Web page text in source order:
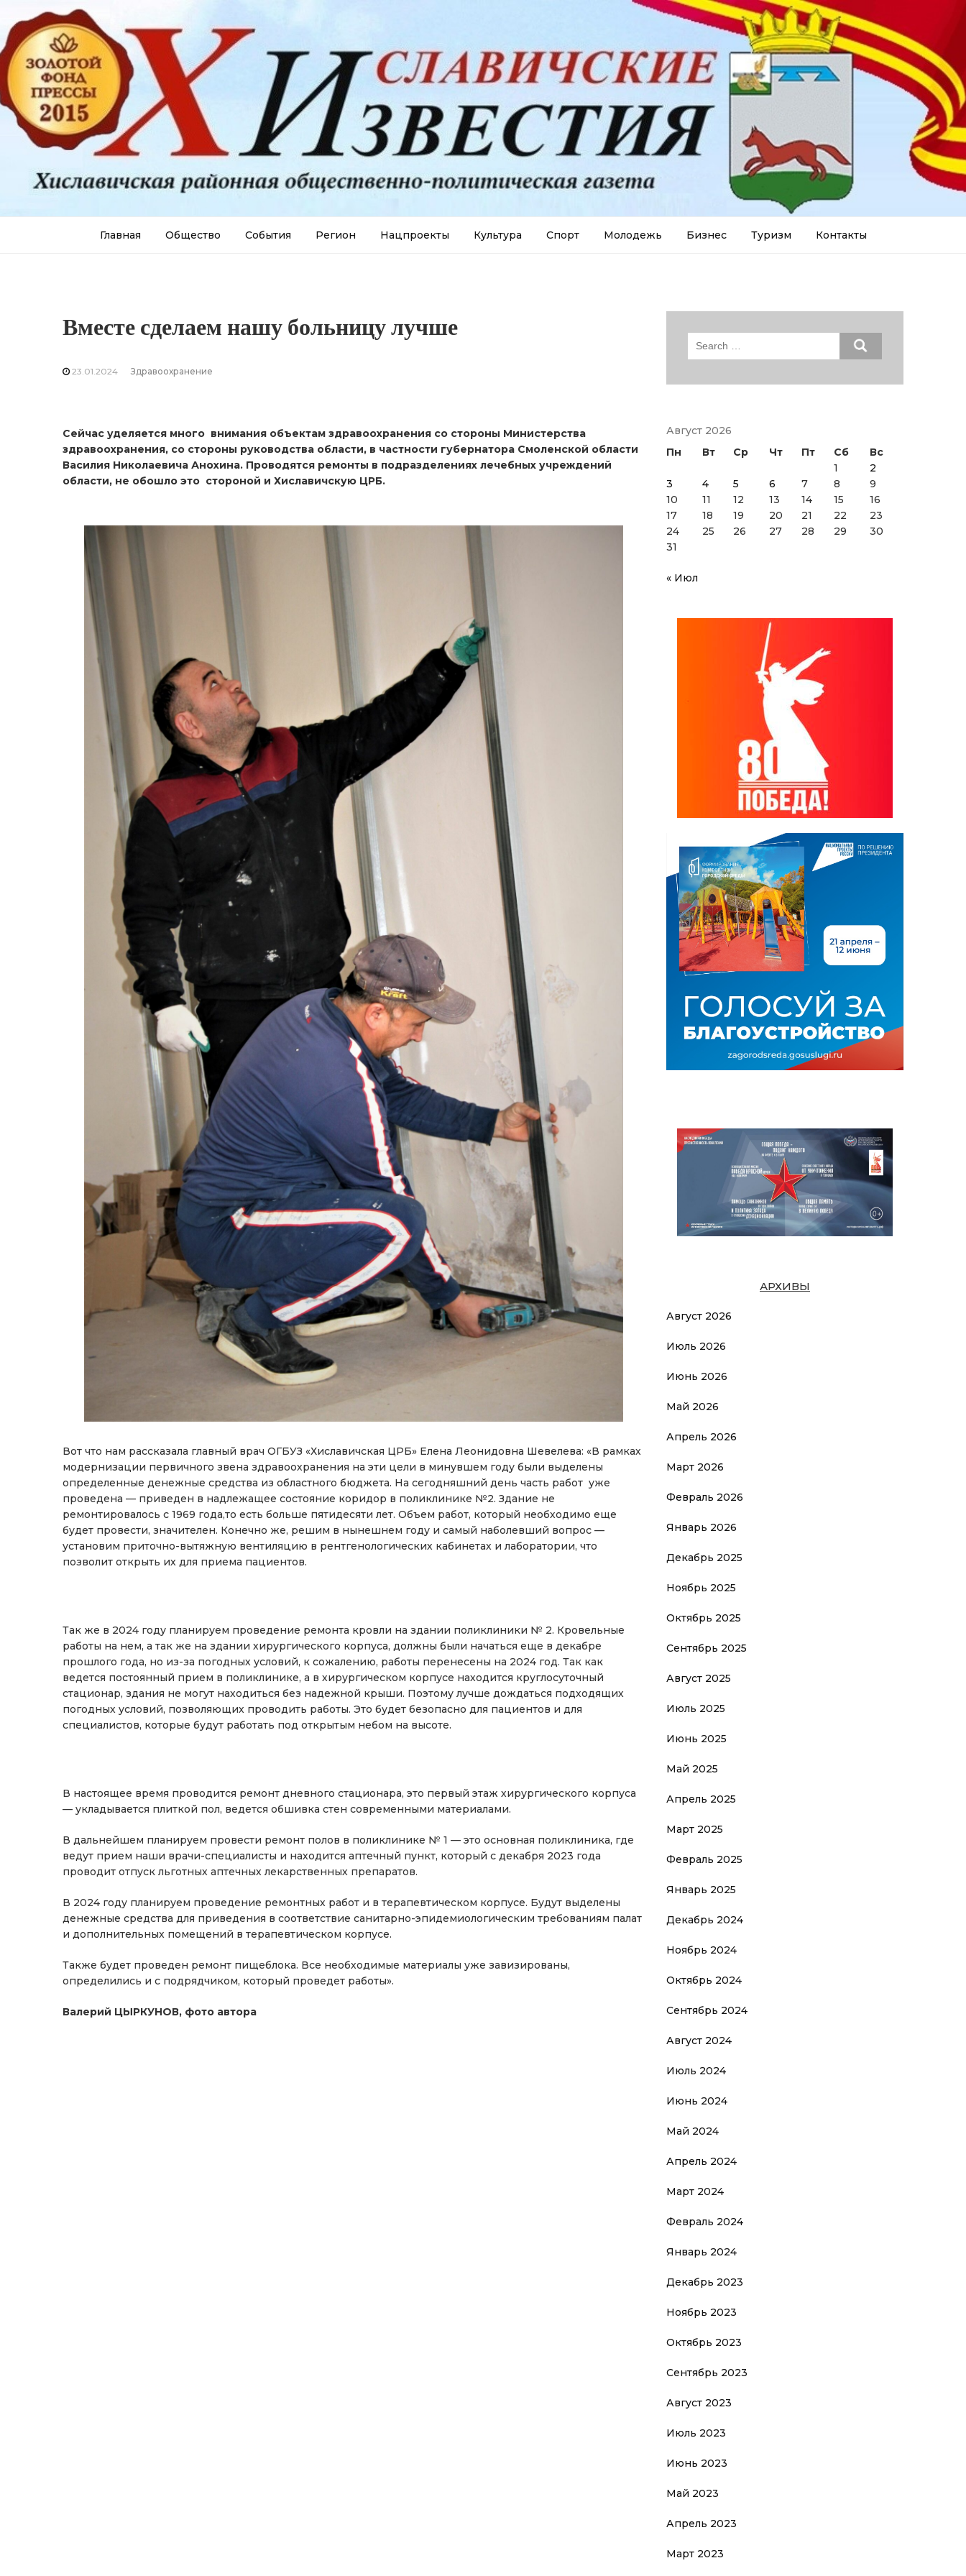
Главная Общество События Регион Нацпроекты Культура Спорт Молодежь Бизнес Туризм Контакты
Вместе сделаем нашу больницу лучше
23.01.2024 Здравоохранение
Сейчас уделяется много внимания объектам здравоохранения со стороны Министерства
здравоохранения, со стороны руководства области, в частности губернатора Смоленской области
Василия Николаевича Анохина. Проводятся ремонты в подразделениях лечебных учреждений
области, не обошло это стороной и Хиславичскую ЦРБ.
Вот что нам рассказала главный врач ОГБУЗ «Хиславичская ЦРБ» Елена Леонидовна Шевелева: «В рамках
модернизации первичного звена здравоохранения на эти цели в минувшем году были выделены
определенные денежные средства из областного бюджета. На сегодняшний день часть работ уже
проведена — приведен в надлежащее состояние коридор в поликлинике №2. Здание не
ремонтировалось с 1969 года,то есть больше пятидесяти лет. Объем работ, который необходимо еще
будет провести, значителен. Конечно же, решим в нынешнем году и самый наболевший вопрос —
установим приточно-вытяжную вентиляцию в рентгенологических кабинетах и лаборатории, что
позволит открыть их для приема пациентов.
Так же в 2024 году планируем проведение ремонта кровли на здании поликлиники № 2. Кровельные
работы на нем, а так же на здании хирургического корпуса, должны были начаться еще в декабре
прошлого года, но из-за погодных условий, к сожалению, работы перенесены на 2024 год. Так как
ведется постоянный прием в поликлинике, а в хирургическом корпусе находится круглосуточный
стационар, здания не могут находиться без надежной крыши. Поэтому лучше дождаться подходящих
погодных условий, позволяющих проводить работы. Это будет безопасно для пациентов и для
специалистов, которые будут работать под открытым небом на высоте.
В настоящее время проводится ремонт дневного стационара, это первый этаж хирургического корпуса
— укладывается плиткой пол, ведется обшивка стен современными материалами.
В дальнейшем планируем провести ремонт полов в поликлинике № 1 — это основная поликлиника, где
ведут прием наши врачи-специалисты и находится аптечный пункт, который с декабря 2023 года
проводит отпуск льготных аптечных лекарственных препаратов.
В 2024 году планируем проведение ремонтных работ и в терапевтическом корпусе. Будут выделены
денежные средства для приведения в соответствие санитарно-эпидемиологическим требованиям палат
и дополнительных помещений в терапевтическом корпусе.
Также будет проведен ремонт пищеблока. Все необходимые материалы уже завизированы,
определились и с подрядчиком, который проведет работы».
Валерий ЦЫРКУНОВ, фото автора
Search
Август 2026
Пн
Вт Ср Чт Пт Сб
Вс
1
2
3
4 5 6 7 8
9
10
11 12 13 14 15
16
17
18 19 20 21 22
23
24
25 26 27 28 29
30
31
« Июл
АРХИВЫ
Август 2026
Июль 2026
Июнь 2026
Май 2026
Апрель 2026
Март 2026
Февраль 2026
Январь 2026
Декабрь 2025
Ноябрь 2025
Октябрь 2025
Сентябрь 2025
Август 2025
Июль 2025
Июнь 2025
Май 2025
Апрель 2025
Март 2025
Февраль 2025
Январь 2025
Декабрь 2024
Ноябрь 2024
Октябрь 2024
Сентябрь 2024
Август 2024
Июль 2024
Июнь 2024
Май 2024
Апрель 2024
Март 2024
Февраль 2024
Январь 2024
Декабрь 2023
Ноябрь 2023
Октябрь 2023
Сентябрь 2023
Август 2023
Июль 2023
Июнь 2023
Май 2023
Апрель 2023
Март 2023